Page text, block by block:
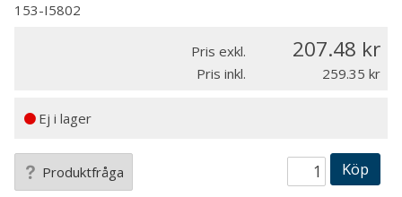
153-I5802
Pris exkl. 207.48
Pris inkl. 259.35
Ej i lager
Produktfråga Köp